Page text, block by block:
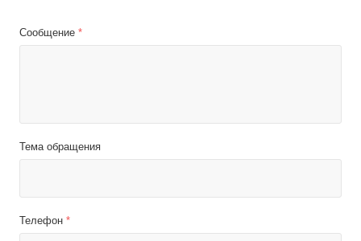
Сообщение *
Тема обращения
Телефон *